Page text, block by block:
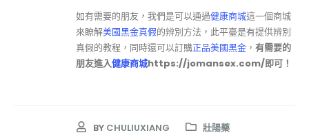
如有需要的朋友，我們是可以通過健康商城這一個商城
來瞭解美國黑金真假的辨別方法，此平臺是有提供辨別
真假的教程，同時還可以訂購正品美國黑金 ， 有需要的
朋友進入健康商城https://jomansex.com/即可！
BY CHULIUXIANG
壯陽藥